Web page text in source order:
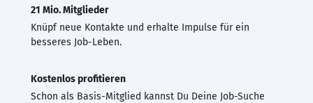
21 Mio. Mitglieder
Knüpf neue Kontakte und erhalte Impulse für ein
besseres Job-Leben.
Kostenlos profitieren
Schon als Basis-Mitglied kannst Du Deine Job-Suche